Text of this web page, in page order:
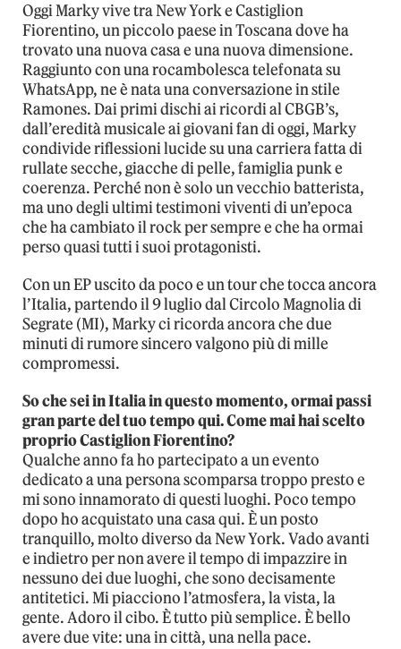
Oggi Marky vive tra New York e Castiglion
Fiorentino, un piccolo paese in Toscana dove ha
trovato una nuova casa e una nuova dimensione.
Raggiunto con una rocambolesca telefonata su
WhatsApp, ne è nata una conversazione in stile
Ramones. Dai primi dischi ai ricordi al CBGB’s,
dall’eredità musicale ai giovani fan di oggi, Marky
condivide riflessioni lucide su una carriera fatta di
rullate secche, giacche di pelle, famiglia punk e
coerenza. Perché non è solo un vecchio batterista,
ma uno degli ultimi testimoni viventi di un’epoca
che ha cambiato il rock per sempre e che ha ormai
perso quasi tutti i suoi protagonisti.
Con un EP uscito da poco e un tour che tocca ancora
l’Italia, partendo il 9 luglio dal Circolo Magnolia di
Segrate (MI), Marky ci ricorda ancora che due
minuti di rumore sincero valgono più di mille
compromessi.
So che sei in Italia in questo momento, ormai passi
gran parte del tuo tempo qui. Come mai hai scelto
proprio Castiglion Fiorentino?
Qualche anno fa ho partecipato a un evento
dedicato a una persona scomparsa troppo presto e
mi sono innamorato di questi luoghi. Poco tempo
dopo ho acquistato una casa qui. È un posto
tranquillo, molto diverso da New York. Vado avanti
e indietro per non avere il tempo di impazzire in
nessuno dei due luoghi, che sono decisamente
antitetici. Mi piacciono l’atmosfera, la vista, la
gente. Adoro il cibo. È tutto più semplice. È bello
avere due vite: una in città, una nella pace.